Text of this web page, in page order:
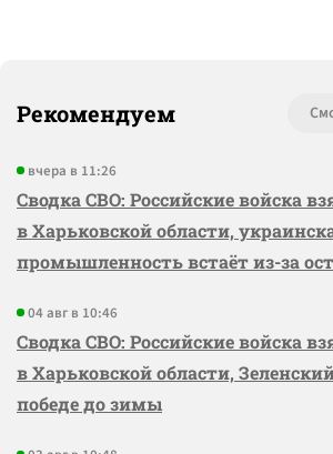
Рекомендуем
вчера в 11:26
Сводка СВО: Российские войска
в Харьковской области,
промышленность встаёт из-за
04 авг в 10:46
Сводка СВО: Российские войска
в Харьковской области,
победе до зимы